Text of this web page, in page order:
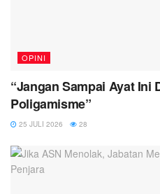
OPINI
“Jangan Sampai Ayat Ini
Poligamisme”
25 JULI 2026 28